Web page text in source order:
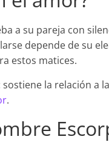
a su pareja con
depende de su
estos matices.
la relación a
.